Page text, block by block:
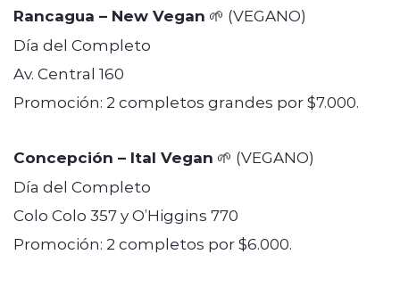
Rancagua – New Vegan 🌱 (VEGANO)
Día del Completo
Av. Central 160
Promoción: 2 completos grandes por $7.000.
Concepción – Ital Vegan 🌱 (VEGANO)
Día del Completo
Colo Colo 357 y O’Higgins 770
Promoción: 2 completos por $6.000.